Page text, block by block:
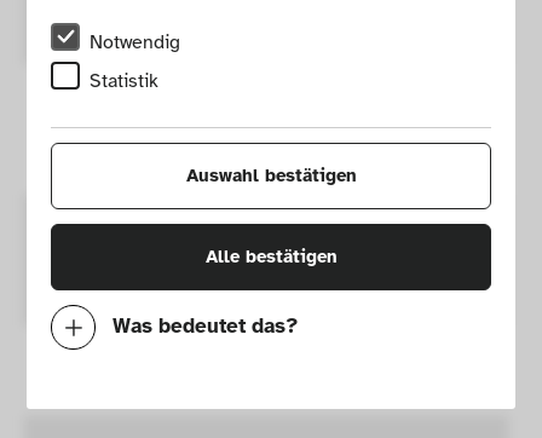
Notwendig
Statistik
Auswahl bestätigen
Alle bestätigen
Was bedeutet das?
Mit diesen Cookies können wir durch
Design
Draft
Year of
Execution